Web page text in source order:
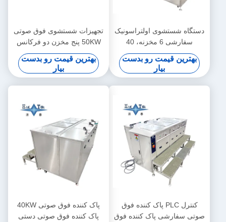
دستگاه شستشوی اولتراسونیک
سفارشی 6 مخزنه، 40
کیلوهرتز، 30 کیلووات
بهترین قیمت رو بدست
بیار
تجهیزات شستشوی فوق صوتی
50KW پنج مخزن دو فرکانس
پاک کننده فوق صوتی سفارشی
بهترین قیمت رو بدست
بیار
کنترل PLC پاک کننده فوق
صوتی سفارشی پاک کننده فوق
پاک کننده فوق صوتی 40KW
پاک کننده فوق صوتی دستی